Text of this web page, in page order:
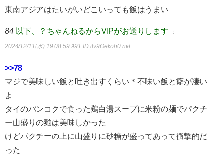
東南アジアはたいがいどこいっても飯はうまい
84 以下、？ちゃんねるからVIPがお送りします ：
2024/12/11(水) 19:08:59.991 ID:8v9Oekoh0.net
>>78
マジで美味しい飯と吐き出すくらい＊不味い飯と癖が凄い
よ
タイのバンコクで食った鶏白湯スープに米粉の麺でパクチ
ー山盛りの麺は美味しかった
けどパクチーの上に山盛りに砂糖が盛ってあって衝撃的だ
った